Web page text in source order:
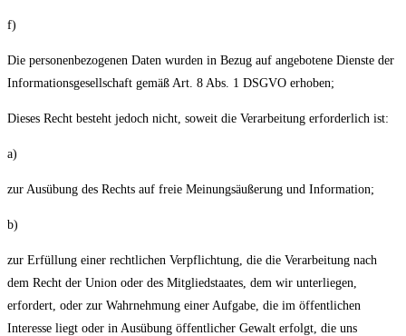
f)
Die personenbezogenen Daten wurden in Bezug auf angebotene Dienste der
Informationsgesellschaft gemäß Art. 8 Abs. 1 DSGVO erhoben;
Dieses Recht besteht jedoch nicht, soweit die Verarbeitung erforderlich ist:
a)
zur Ausübung des Rechts auf freie Meinungsäußerung und Information;
b)
zur Erfüllung einer rechtlichen Verpflichtung, die die Verarbeitung nach
dem Recht der Union oder des Mitgliedstaates, dem wir unterliegen,
erfordert, oder zur Wahrnehmung einer Aufgabe, die im öffentlichen
Interesse liegt oder in Ausübung öffentlicher Gewalt erfolgt, die uns